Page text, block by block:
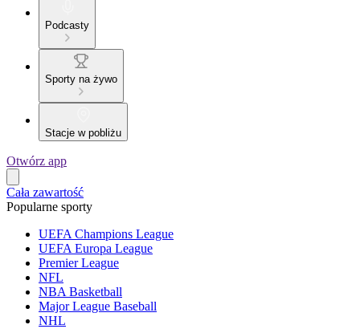
Podcasty
Sporty na żywo
Stacje w pobliżu
Otwórz app
Cała zawartość
Popularne sporty
UEFA Champions League
UEFA Europa League
Premier League
NFL
NBA Basketball
Major League Baseball
NHL